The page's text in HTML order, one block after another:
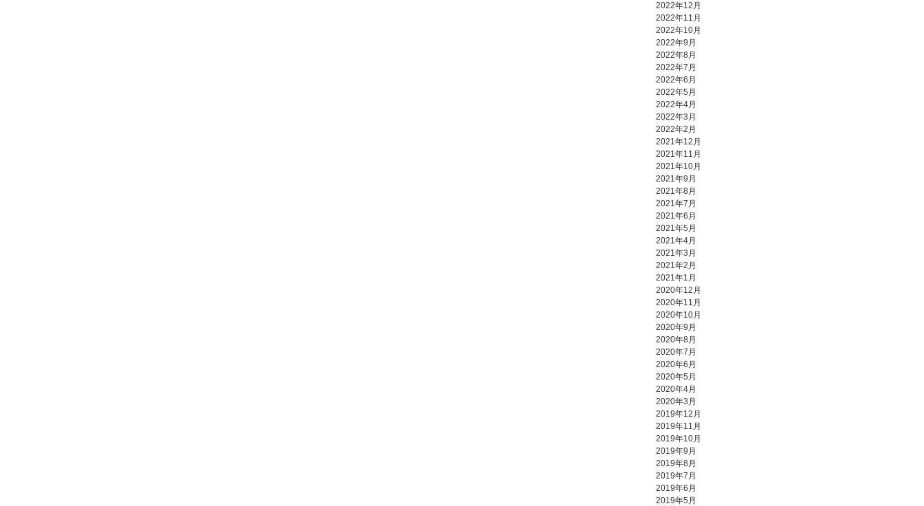
2022年12月
2022年11月
2022年10月
2022年9月
2022年8月
2022年7月
2022年6月
2022年5月
2022年4月
2022年3月
2022年2月
2021年12月
2021年11月
2021年10月
2021年9月
2021年8月
2021年7月
2021年6月
2021年5月
2021年4月
2021年3月
2021年2月
2021年1月
2020年12月
2020年11月
2020年10月
2020年9月
2020年8月
2020年7月
2020年6月
2020年5月
2020年4月
2020年3月
2019年12月
2019年11月
2019年10月
2019年9月
2019年8月
2019年7月
2019年6月
2019年5月